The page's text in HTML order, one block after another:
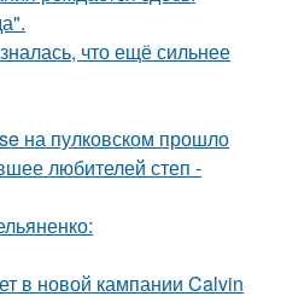
что ещё сильнее
на пулковском прошло
любителей степ -
в новой кампании Calvin